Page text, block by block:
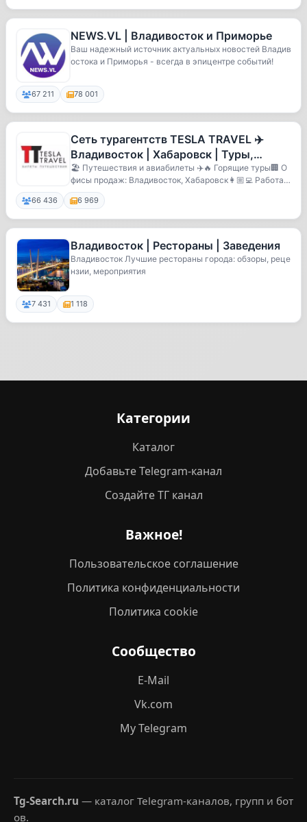
NEWS.VL | Владивосток и Приморье
Ваш надежный источник актуальных новостей Владив
остока и Приморья - всегда в эпицентре событий!
67 211 78 001
Сеть турагентств TESLA TRAVEL ✈️
Владивосток | Хабаровск | Туры,
авиабилеты
🏖 Путешествия и авиабилеты ✈️🔥 Горящие туры🏢 О
фисы продаж: Владивосток, Хабаровск👩🏼‍💻 Работае
м бе...
66 436 6 969
Владивосток | Рестораны | Заведения
Владивосток Лучшие рестораны города: обзоры, реце
нзии, мероприятия
7 431 1 118
Категории
Каталог
Добавьте Telegram-канал
Создайте ТГ канал
Важное!
Пользовательское соглашение
Политика конфиденциальности
Политика cookie
Сообщество
E-Mail
Vk.com
My Telegram
Tg-Search.ru — каталог Telegram-каналов, групп и бот
ов.